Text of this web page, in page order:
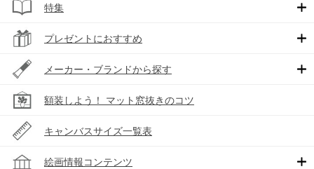
特集
プレゼントにおすすめ
メーカー・ブランドから探す
額装しよう！ マット窓抜きのコツ
キャンバスサイズ一覧表
絵画情報コンテンツ